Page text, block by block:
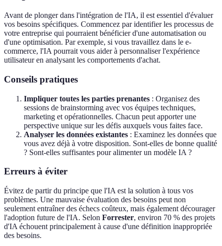
Avant de plonger dans l'intégration de l'IA, il est essentiel d'évaluer
vos besoins spécifiques. Commencez par identifier les processus de
votre entreprise qui pourraient bénéficier d'une automatisation ou
d'une optimisation. Par exemple, si vous travaillez dans le e-
commerce, l'IA pourrait vous aider à personnaliser l'expérience
utilisateur en analysant les comportements d'achat.
Conseils pratiques
Impliquer toutes les parties prenantes : Organisez des
sessions de brainstorming avec vos équipes techniques,
marketing et opérationnelles. Chacun peut apporter une
perspective unique sur les défis auxquels vous faites face.
Analyser les données existantes : Examinez les données que
vous avez déjà à votre disposition. Sont-elles de bonne qualité
? Sont-elles suffisantes pour alimenter un modèle IA ?
Erreurs à éviter
Évitez de partir du principe que l'IA est la solution à tous vos
problèmes. Une mauvaise évaluation des besoins peut non
seulement entraîner des échecs coûteux, mais également décourager
l'adoption future de l'IA. Selon Forrester, environ 70 % des projets
d'IA échouent principalement à cause d'une définition inappropriée
des besoins.